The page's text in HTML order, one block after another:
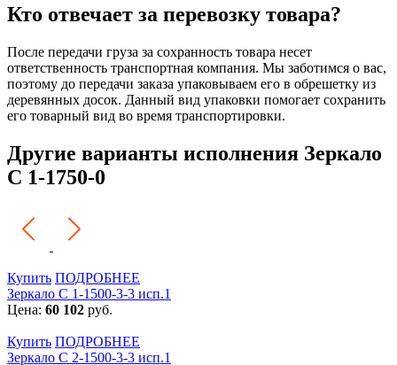
Кто отвечает за перевозку товара?
После передачи груза за сохранность товара несет
ответственность транспортная компания. Мы заботимся о вас,
поэтому до передачи заказа упаковываем его в обрешетку из
деревянных досок. Данный вид упаковки помогает сохранить
его товарный вид во время транспортировки.
Другие варианты исполнения Зеркало
С 1-1750-0
Купить ПОДРОБНЕЕ
Зеркало С 1-1500-3-3 исп.1
Цена: 60 102 руб.
Купить ПОДРОБНЕЕ
Зеркало С 2-1500-3-3 исп.1